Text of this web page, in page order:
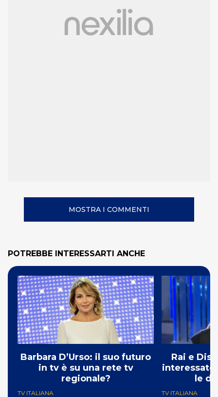
MOSTRA I COMMENTI
POTREBBE INTERESSARTI ANCHE
Barbara D’Urso: il suo futuro
in tv è su una rete tv
regionale?
TV ITALIANA
Rai e
interessate
le
TV ITALIANA